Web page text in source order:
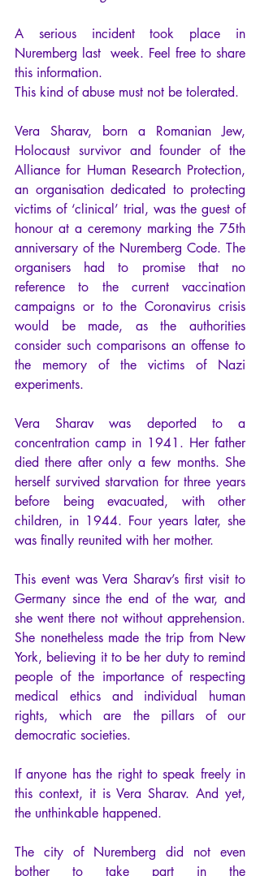
A serious incident took place in
Nuremberg last  week. Feel free to share
this information.
This kind of abuse must not be tolerated.
Vera Sharav, born a Romanian Jew,
Holocaust survivor and founder of the
Alliance for Human Research Protection,
an organisation dedicated to protecting
victims of ‘clinical’ trial, was the guest of
honour at a ceremony marking the 75th
anniversary of the Nuremberg Code. The
organisers had to promise that no
reference to the current vaccination
campaigns or to the Coronavirus crisis
would be made, as the authorities
consider such comparisons an offense to
the memory of the victims of Nazi
experiments.
Vera Sharav was deported to a
concentration camp in 1941. Her father
died there after only a few months. She
herself survived starvation for three years
before being evacuated, with other
children, in 1944. Four years later, she
was finally reunited with her mother.
This event was Vera Sharav’s first visit to
Germany since the end of the war, and
she went there not without apprehension.
She nonetheless made the trip from New
York, believing it to be her duty to remind
people of the importance of respecting
medical ethics and individual human
rights, which are the pillars of our
democratic societies.
If anyone has the right to speak freely in
this context, it is Vera Sharav. And yet,
the unthinkable happened.
The city of Nuremberg did not even
bother to take part in the